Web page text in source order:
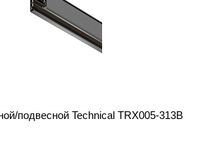
подвесной Technical TRX005-313B